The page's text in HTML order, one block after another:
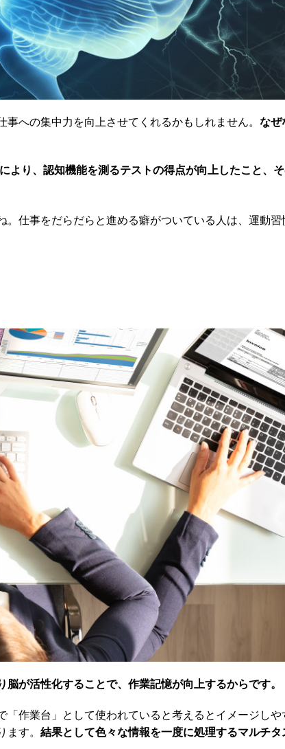
への集中力を向上させてくれるかもしれません。 なぜ
より、認知機能を測るテストの得点が向上したこと、
仕事をだらだらと進める癖がついている人は、運動
脳が活性化することで、作業記憶が向上するからです。
作業台」として使われていると考えるとイメージし
す。 結果として色々な情報を一度に処理するマルチ